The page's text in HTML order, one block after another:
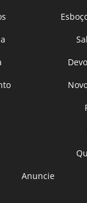
Anuncie